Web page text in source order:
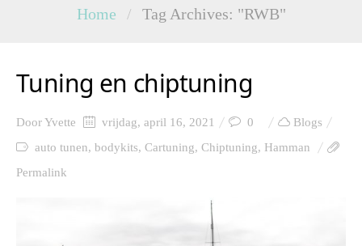
Home / Tag Archives: "RWB"
Tuning en chiptuning
DoorYvette vrijdag, april 16, 2021 0
Blogs
auto tunen, bodykits, Cartuning, Chiptuning, Hamman
Permalink